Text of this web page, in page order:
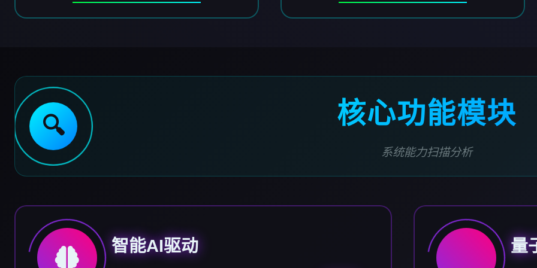
🔍 核心功能模块
系统能力扫描分析
智能AI驱动 量